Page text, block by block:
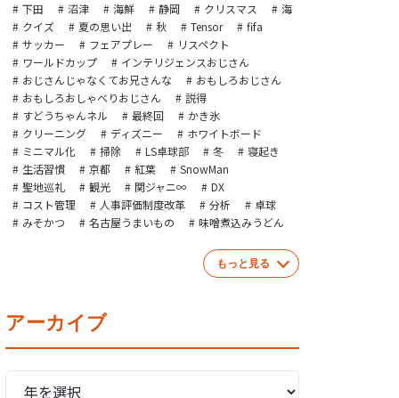
下田
沼津 海鮮 静岡 クリスマス
海
クイズ
夏の思い出 秋 Tensor
fifa
サッカー
フェアプレー
リスペクト
ワールドカップ
インテリジェンスおじさん
おじさんじゃなくてお兄さんな
おもしろおじさん
おもしろおしゃべりおじさん
説得
すどうちゃんネル
最終回
かき氷
クリーニング
ディズニー
ホワイトボード
ミニマル化
掃除 LS卓球部 冬
寝起き
生活習慣
京都 紅葉
SnowMan
聖地巡礼
観光 関ジャニ∞
DX
コスト管理
人事評価制度改革 分析
卓球
みそかつ
名古屋うまいもの 味噌煮込みうどん
もっと見る
アーカイブ